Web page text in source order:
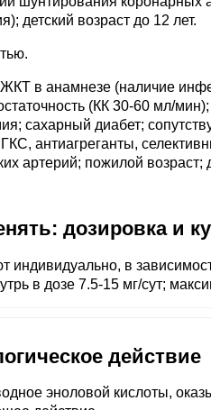
детский возраст до 12 лет.
в анамнезе (наличие
(КК 30-60 мл/
сахарный диабет;
антиагреганты,
артерий; пожилой
дозировка и
индивидуально, в
в дозе 7.5-15 мг/сут;
действие
эноловой кислоты,